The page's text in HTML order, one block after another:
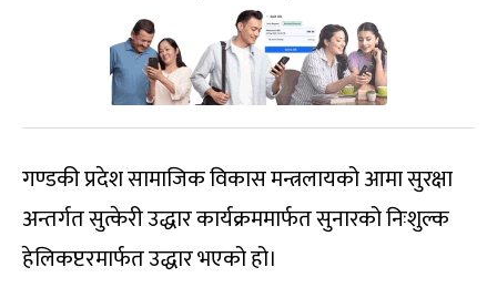
गण्डकी प्रदेश सामाजिक विकास मन्त्रलायको आमा सुरक्षा
अन्तर्गत सुत्केरी उद्धार कार्यक्रममार्फत सुनारको निःशुल्क
हेलिकप्टरमार्फत उद्धार भएको हो।